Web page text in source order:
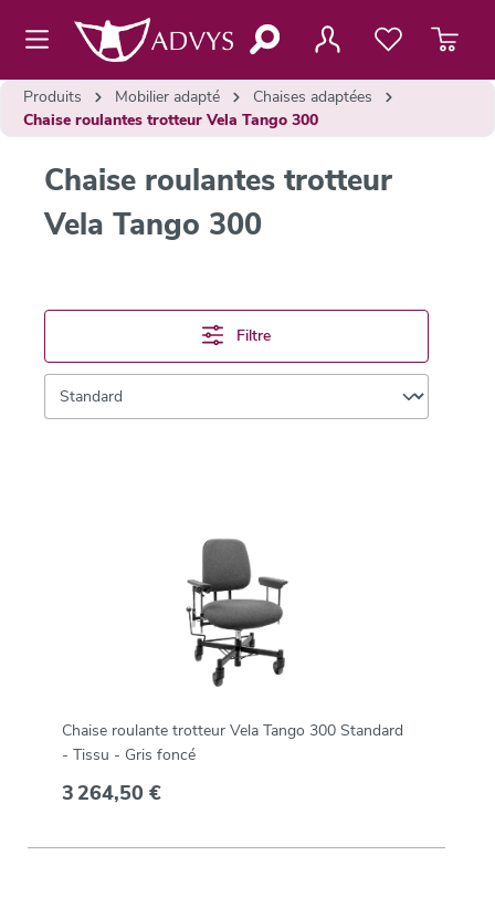
principal
Produits Mobilier adapté
Chaises adaptées
Chaise roulantes trotteur Vela Tango 300
Chaise roulantes trotteur
Vela Tango 300
Filtre
Chaise roulante trotteur Vela Tango 300 Standard
- Tissu - Gris foncé
3 264,50 €